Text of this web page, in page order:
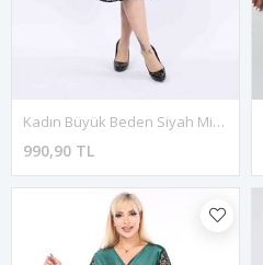
Kadın Büyük Beden Siyah Midi Boy İspanyol Kol Elbise 12A-2310
990,90 TL